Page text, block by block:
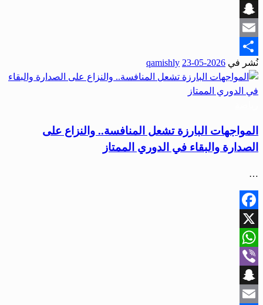
Viber
Snapchat
Email
Share
نُشر في 2026-05-23
qamishly
المواجهات البارزة تشعل المنافسة.. والنزاع على
الصدارة والبقاء في الدوري الممتاز
…
Facebook
X
WhatsApp
Viber
Snapchat